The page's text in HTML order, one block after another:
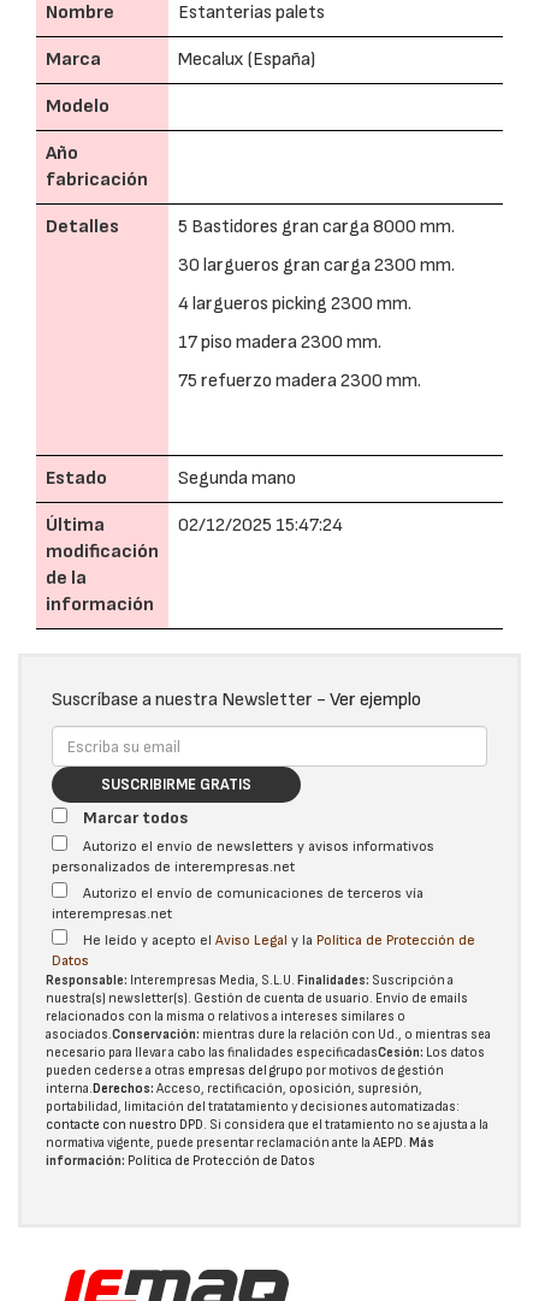
Nombre Estanterias palets
Marca Mecalux (España)
Modelo
Año
fabricación
Detalles
5 Bastidores gran carga 8000 mm.
30 largueros gran carga 2300 mm.
4 largueros picking 2300 mm.
17 piso madera 2300 mm.
75 refuerzo madera 2300 mm.
Estado Segunda mano
Última
modificación
de la
información
02/12/2025 15:47:24
Suscríbase a nuestra Newsletter - Ver ejemplo
SUSCRIBIRME GRATIS
Marcar todos
Autorizo el envío de newsletters y avisos informativos
personalizados de interempresas.net
Autorizo el envío de comunicaciones de terceros vía
interempresas.net
He leído y acepto el Aviso Legal y la Política de Protección de
Datos
Responsable: Interempresas Media, S.L.U. Finalidades: Suscripción a
nuestra(s) newsletter(s). Gestión de cuenta de usuario. Envío de emails
relacionados con la misma o relativos a intereses similares o
asociados.Conservación: mientras dure la relación con Ud., o mientras sea
necesario para llevar a cabo las finalidades especificadasCesión: Los datos
pueden cederse a otras empresas del grupo por motivos de gestión
interna.Derechos: Acceso, rectificación, oposición, supresión,
portabilidad, limitación del tratatamiento y decisiones automatizadas:
contacte con nuestro DPD. Si considera que el tratamiento no se ajusta a la
normativa vigente, puede presentar reclamación ante la AEPD. Más
información: Política de Protección de Datos